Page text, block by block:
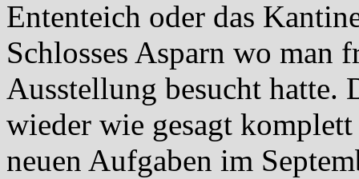
Ententeich oder das
Schlosses Asparn wo man
Ausstellung besucht hatte.
wieder wie gesagt
neuen Aufgaben im